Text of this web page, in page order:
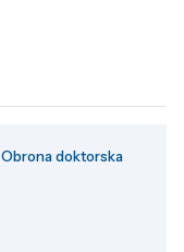
Obrona doktorska